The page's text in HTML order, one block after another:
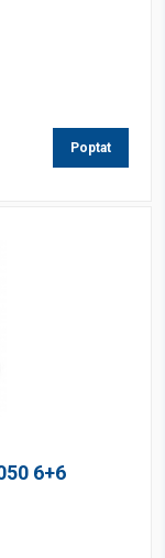
Poptat
6+6